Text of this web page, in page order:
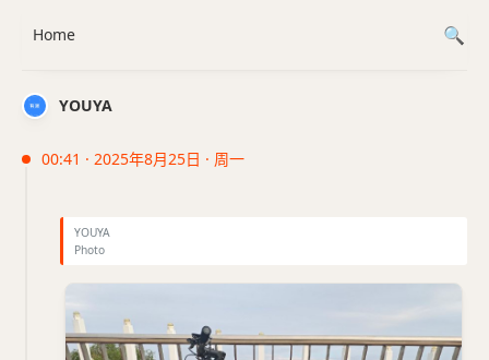
YOUYA
00:41 · 2025年8月25日 · 周一
YOUYA
Photo
Home